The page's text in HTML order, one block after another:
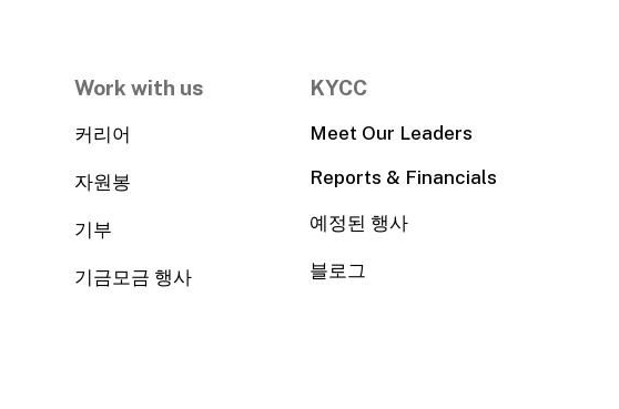
Work with us
커리어
자원봉
기부
기금모금 행사
KYCC
Meet Our Leaders
Reports & Financials
예정된 행사
블로그